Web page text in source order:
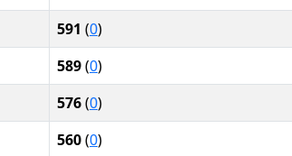
591 (0)
589(0)
576(0)
560(0)